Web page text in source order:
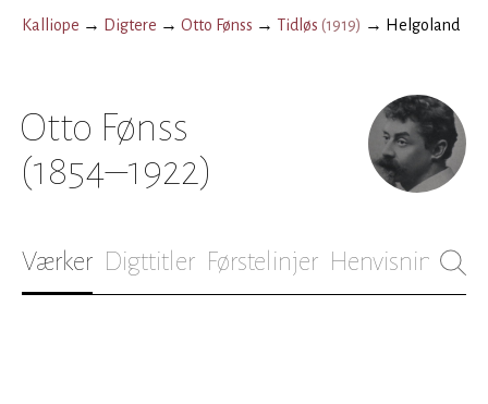
Kalliope → Digtere → Otto Fønss → Tidløs (1919) → Helgoland
Otto Fønss
(1854–1922)
Værker Digttitler Førstelinjer Henvisninger